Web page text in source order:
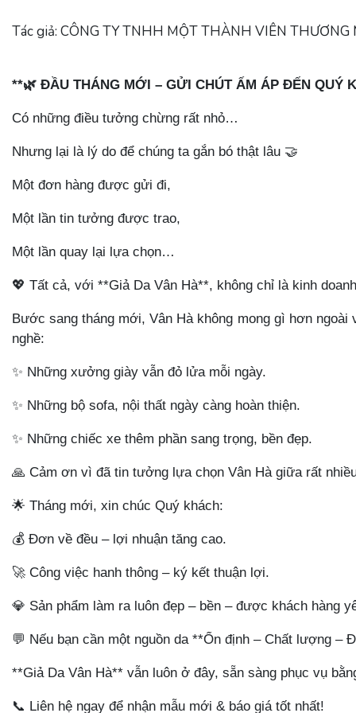
Tác giả: CÔNG TY TNHH MỘT THÀNH VIÊN
**🌿 ĐẦU THÁNG MỚI – GỬI CHÚT ẤM ÁP ĐẾN QUÝ
Có những điều tưởng chừng rất nhỏ…
Nhưng lại là lý do để chúng ta gắn bó thật lâu 🤝
Một đơn hàng được gửi đi,
Một lần tin tưởng được trao,
Một lần quay lại lựa chọn…
💖 Tất cả, với **Giả Da Vân Hà**, không chỉ là kinh
Bước sang tháng mới, Vân Hà không mong gì hơn
nghề:
✨ Những xưởng giày vẫn đỏ lửa mỗi ngày.
✨ Những bộ sofa, nội thất ngày càng hoàn thiện.
✨ Những chiếc xe thêm phần sang trọng, bền đẹp.
🙏 Cảm ơn vì đã tin tưởng lựa chọn Vân Hà giữa rất
🌟 Tháng mới, xin chúc Quý khách:
💰 Đơn về đều – lợi nhuận tăng cao.
🚀 Công việc hanh thông – ký kết thuận lợi.
💎 Sản phẩm làm ra luôn đẹp – bền – được khách hàng
💬 Nếu bạn cần một nguồn da **Ổn định – Chất lượng –
**Giả Da Vân Hà** vẫn luôn ở đây, sẵn sàng phục vụ
📞 Liên hệ ngay để nhận mẫu mới & báo giá tốt nhất!